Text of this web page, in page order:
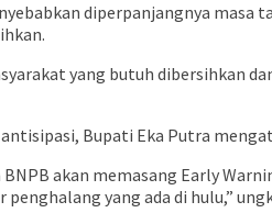
diperpanjangnya
yang butuh dibersihkan
Bupati Eka Putra
akan memasang Early
yang ada di hulu,”